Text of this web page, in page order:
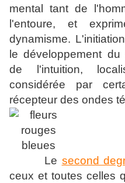
mental tant de
l'entoure, et
dynamisme.
le développement
de l'intuition,
considérée par
récepteur des ondes
Le second
ceux et toutes celles